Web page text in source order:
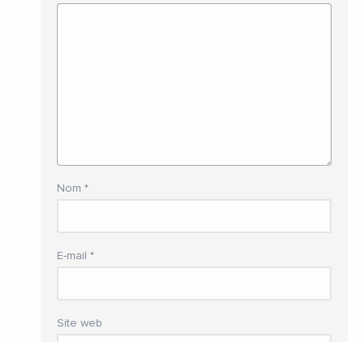
Nom *
E-mail *
Site web